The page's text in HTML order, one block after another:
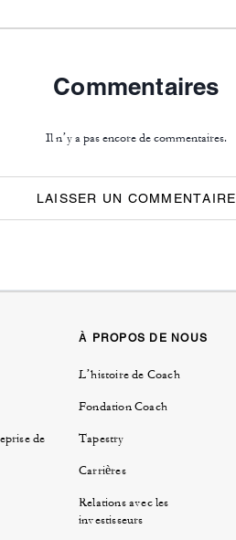
Commentaires
Il n’y a pas encore de commentaires.
LAISSER UN COMMENTAIRE
de
À PROPOS DE NOUS
L’histoire de Coach
Fondation Coach
Tapestry
Carrières
Relations avec les
investisseurs